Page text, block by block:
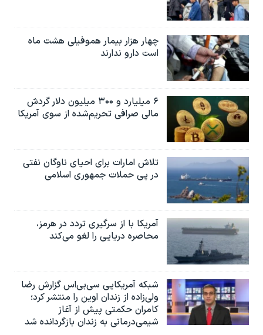
چهار هزار بیمار هموفیلی هشت ماه
است دارو ندارند
۶ میلیارد و ۳۰۰ میلیون دلار گردش
مالی صرافی تحریم‌شده از سوی آمریکا
تلاش امارات برای احیای ناوگان نفتی
در پی حملات جمهوری اسلامی
آمریکا با از سرگیری تردد در هرمز،
محاصره دریایی را لغو می‌کند
شبکه آمریکایی سی‌بی‌‌اس گزارش رضا
ولی‌زاده از زندان اوین را منتشر کرد؛
کامران حکمتی پیش از آغاز
شیمی‌درمانی به زندان بازگردانده شد